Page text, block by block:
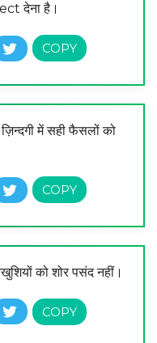
देना है।
में सही फैसलों को
को शोर पसंद नहीं।